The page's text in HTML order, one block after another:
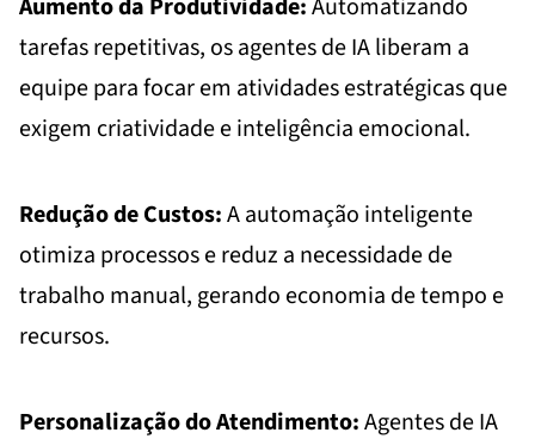
tarefas repetitivas, os agentes de IA liberam a
equipe para focar em atividades estratégicas que
exigem criatividade e inteligência emocional.
Redução de Custos:A automação inteligente
otimiza processos e reduz a necessidade de
trabalho manual, gerando economia de tempo e
recursos.
Personalização do Atendimento:Agentes de IA